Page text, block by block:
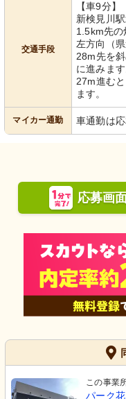
交通手段
【車9分】
新検見川
1.5km先の
左方向（
28m先を
に進みます
27m進む
ます。
マイカー通勤 車通勤は
応募画
この事業
パーク